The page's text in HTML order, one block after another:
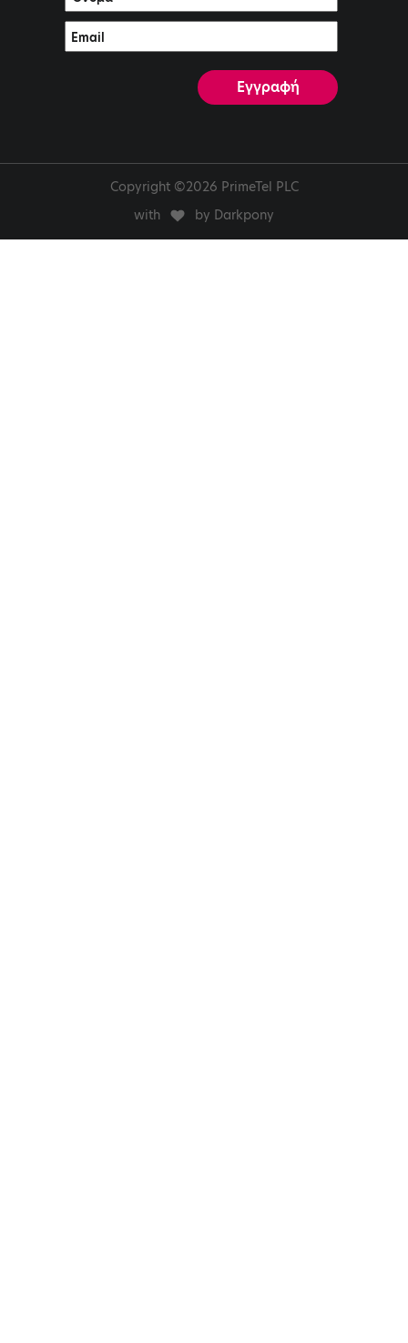
Copyright ©2026 PrimeTel PLC
with
by Darkpony